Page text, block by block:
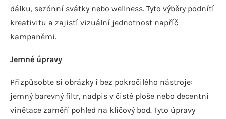
dálku, sezónní svátky nebo wellness. Tyto výběry podnítí
kreativitu a zajistí vizuální jednotnost napříč
kampaněmi.
Jemné úpravy
Přizpůsobte si obrázky i bez pokročilého nástroje:
jemný barevný filtr, nadpis v čisté ploše nebo decentní
vinětace zaměří pohled na klíčový bod. Tyto úpravy